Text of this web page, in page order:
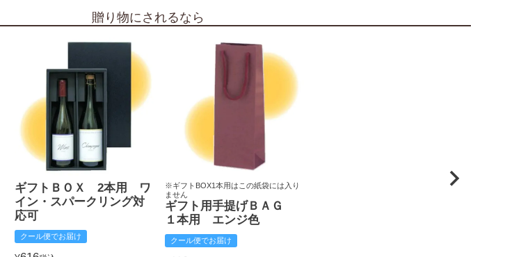
贈り物にされるなら
ギフトＢＯＸ 2本用 ワ
イン・スパークリング対
応可
クール便でお届け
※ギフトBOX1本用はこの紙袋には入り
ません
ギフト用手提げＢＡＧ
１本用 エンジ色
クール便でお届け